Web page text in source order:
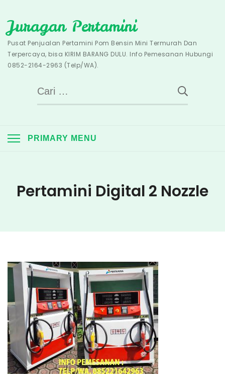
to
content
Juragan Pertamini
Pusat Penjualan Pertamini Pom Bensin Mini Termurah Dan
Terpercaya, bisa KIRIM BARANG DULU. Info Pemesanan Hubungi
0852-2164-2963 (Telp/WA).
Cari
untuk:
PRIMARY MENU
Pertamini Digital 2 Nozzle